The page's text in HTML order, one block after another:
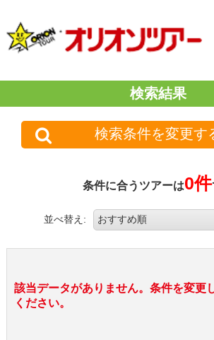
検索結果
検索条件を変更す
条件に合うツアーは0件
並べ替え:
該当データがありません。条件を変更
ください。